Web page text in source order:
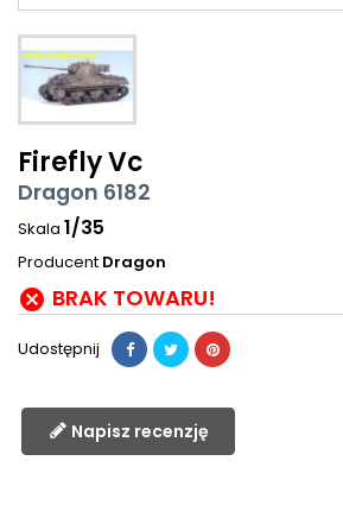
Firefly Vc
Dragon 6182
Skala 1/35
Producent Dragon
 BRAK TOWARU!
Udostępnij
Napisz recenzję